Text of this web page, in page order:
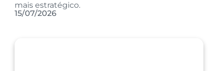
mais estratégico.
15/07/2026